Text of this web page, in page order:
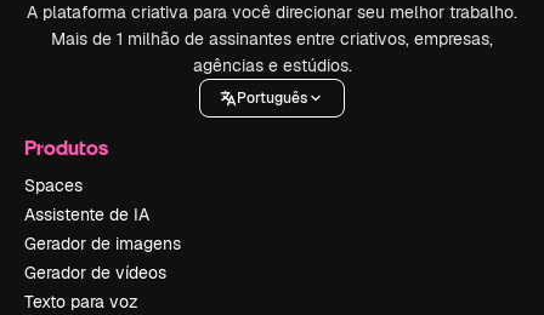
A plataforma criativa para você direcionar seu melhor trabalho.
Mais de 1 milhão de assinantes entre criativos, empresas,
agências e estúdios.
Português
Produtos
Spaces
Assistente de IA
Gerador de imagens
Gerador de vídeos
Texto para voz